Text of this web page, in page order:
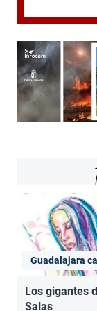
Guadalajara
Los gigantes
Salas